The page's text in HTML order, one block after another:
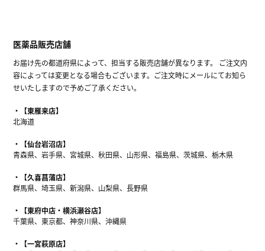
医薬品販売店舗
お届け先の都道府県によって、担当する販売店舗が異なります。 ご注文内
容によっては変更となる場合もございます。ご注文時にメールにてお知ら
せいたしますので予めご了承ください。
【東雁来店】
北海道
【仙台岩沼店】
青森県、岩手県、宮城県、秋田県、山形県、福島県、茨城県、栃木県
【久喜菖蒲店】
群馬県、埼玉県、新潟県、山梨県、長野県
【東府中店・横浜瀬谷店】
千葉県、東京都、神奈川県、沖縄県
【一宮萩原店】